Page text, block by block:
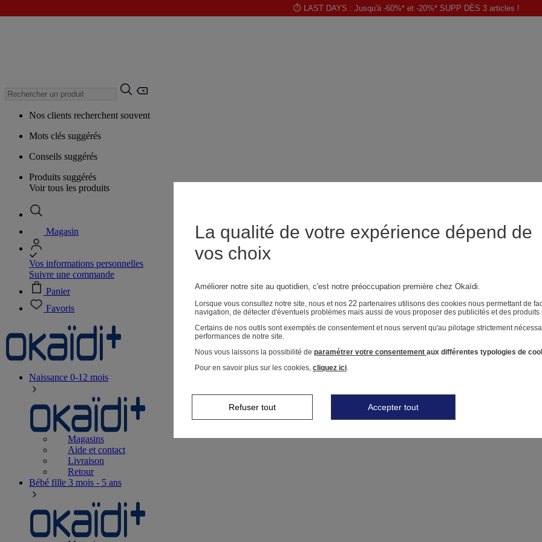
⏱️ LAST DAYS : Jusqu'à -60%* et -20%* SUPP DÈS 3 articles !
Nos clients recherchent souvent
Mots clés suggérés
Conseils suggérés
Produits suggérés
Voir tous les produits
Magasin
Vos informations personnelles
Suivre une commande
Panier
Favoris
Naissance 0-12 mois
Magasins
Aide et contact
Livraison
Retour
Bébé fille 3 mois - 5 ans
La qualité de votre expérience dépend de
vos choix
Améliorer notre site au quotidien, c'est notre préoccupation première chez Okaïdi.
Lorsque vous consultez notre site, nous et nos 22 partenaires utilisons des cookies nous permettant de
navigation, de détecter d'éventuels problèmes mais aussi de vous proposer des publicités et des
Certains de nos outils sont exemptés de consentement et nous servent qu'au pilotage strictement
performances de notre site.
Nous vous laissons la possibilité de paramétrer votre consentement aux différentes typologies de
Pour en savoir plus sur les cookies, cliquez ici.
Refuser tout Accepter tout